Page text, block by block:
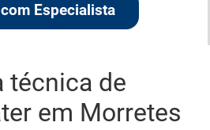
Especialista
técnica de
em Morretes